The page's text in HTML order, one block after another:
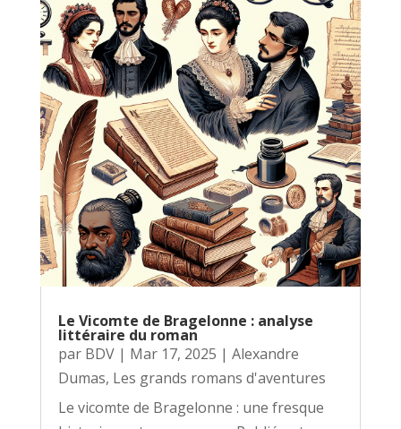
Le Vicomte de Bragelonne : analyse
littéraire du roman
par BDV| Mar 17, 2025 | Alexandre
Dumas, Les grands romans d'aventures
Le vicomte de Bragelonne : une fresque